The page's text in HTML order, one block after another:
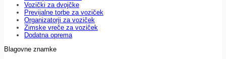
Vozički za dvojčke
Previjalne torbe za voziček
Organizatorji za voziček
Zimske vreče za voziček
Dodatna oprema
Blagovne znamke